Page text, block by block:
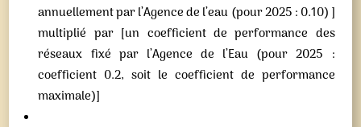
annuellement par l’Agence de l’eau (pour 2025 : 0.10) ]
multiplié par [un coefficient de performance des
réseaux fixé par l’Agence de l’Eau (pour 2025 :
coefficient 0.2, soit le coefficient de performance
maximale)]